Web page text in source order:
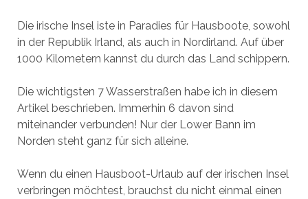
Die irische Insel iste in Paradies für Hausboote, sowohl
in der Republik Irland, als auch in Nordirland. Auf über
1000 Kilometern kannst du durch das Land schippern.
Die wichtigsten 7 Wasserstraßen habe ich in diesem
Artikel beschrieben. Immerhin 6 davon sind
miteinander verbunden! Nur der Lower Bann im
Norden steht ganz für sich alleine.
Wenn du einen Hausboot-Urlaub auf der irischen Insel
verbringen möchtest, brauchst du nicht einmal einen